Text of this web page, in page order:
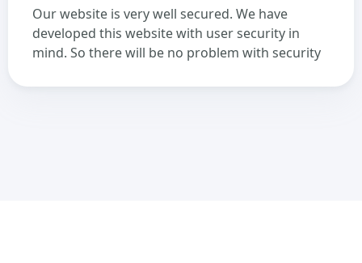
Our website is very well secured. We have
developed this website with user security in
mind. So there will be no problem with security